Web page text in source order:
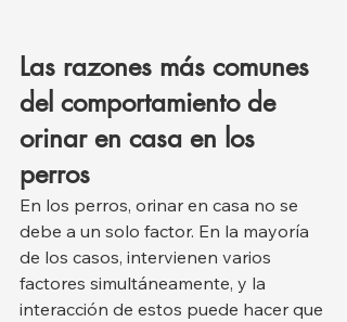
Las razones más comunes
del comportamiento de
orinar en casa en los
perros
En los perros, orinar en casa no se
debe a un solo factor. En la mayoría
de los casos, intervienen varios
factores simultáneamente, y la
interacción de estos puede hacer que